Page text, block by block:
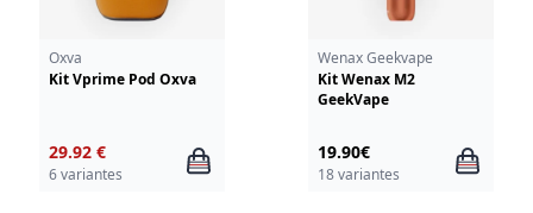
Oxva
Kit Vprime Pod Oxva
29.92 €
6 variantes
Wenax Geekvape
Kit Wenax M2
GeekVape
19.90€
18 variantes